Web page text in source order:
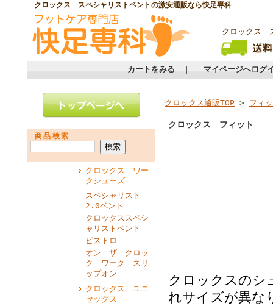
クロックス スペシャリストベントの激安通販なら快足専科
クロックス
カートをみる ｜ マイページへログ
商品検索
クロックス ワー
クシューズ
スペシャリスト
2.0ベント
クロックススペシ
ャリストベント
ビストロ
オン ザ クロッ
ク ワーク スリ
ップオン
クロックス ユニ
セックス
クロックス通販TOP > フィ
クロックス フィット
クロックスのシ
れサイズが異な